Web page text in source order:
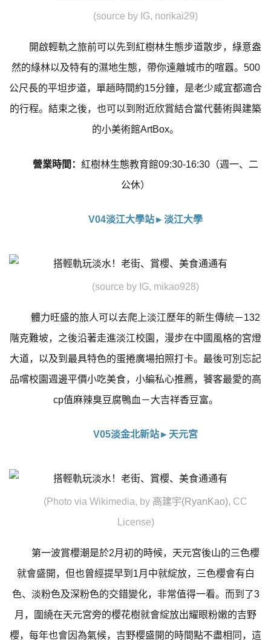
(source by IG, norikai29)
開啟輕軌之旅前可以先到紅樹林生態步道散步，綠意盎
然的綠林以及特有的濕地生態，帶你遠離城市的喧囂。500
公尺長的平坦步道，單趟時間約15分鐘，是老少咸宜都適合
的行程。結束之後，也可以到附近欣賞結合當代藝術與建築
的小美術館ArtBox。
營業時間： 紅樹林生態教育館09:30-16:30（週一、二
公休）
V04淡江大學站►淡江大學
(source by IG, mikao928)
體力旺盛的旅人可以去爬上淡江歷年的新生傳統－132
階克難坡，之後沿著走進淡江校園，漫步在中國風格的宮燈
大道，以及到最具特色的蛋捲廣場拍照打卡。最後可別忘記
品嚐校園週邊平價小吃美食，小編私心推薦，饕客最愛的高
cp值麻辣臭豆腐鴨血－大吉祥香豆富。
V05淡金北新站►天元宮
(Photo via Wikimedia, by 高建宇(RyanKao), CC
License)
第一波賞櫻潮是於2月初的時候，天元宮後山的三色櫻
就會盛開，但也曾經提早到1月中就綻放，三色櫻會有白
色、淡粉色及深粉色的交錯變化，非常值得一看。而到了3
月，圍繞在天元宮旁的櫻花樹就會綻放出耀眼粉嫩的吉野
櫻，每年也會因為氣候，吉野櫻盛開的時間點不盡相同，這